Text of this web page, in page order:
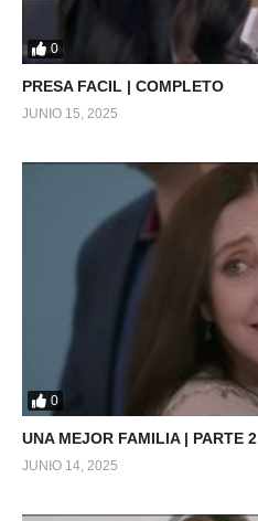
0
PRESA FACIL | COMPLETO
JUNIO 15, 2025
0
UNA MEJOR FAMILIA | PARTE 2
JUNIO 14, 2025